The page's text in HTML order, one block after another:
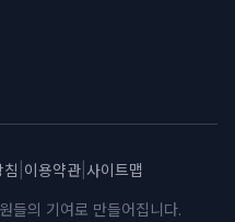
이용약관| 사이트맵
의 기여로 만들어집니다.